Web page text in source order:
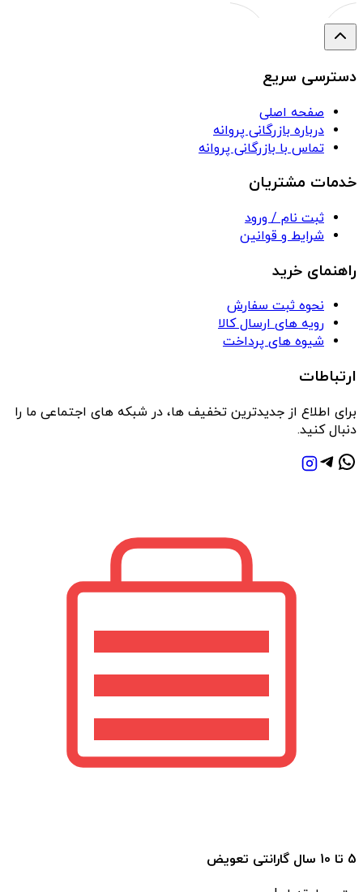
مدل‌ها و ظرفیت‌های متنوعی طراحی شده‌اند تا پاسخگوی
نیازهای مختلف باشند.
انواع کولر و تفاوت‌های آن‌ها
کولرها بر اساس نوع عملکرد و کاربرد به چند دسته اصلی
تقسیم می‌شوند:
کولر آبی:گزینه‌ای اقتصادی با مصرف برق پایین،
مناسب مناطق خشک
کولر گازی:سرمایش قدرتمند و یکنواخت، مناسب
مناطق گرم و مرطوب
کولر پرتابل:
قابل‌حمل و مناسب فضاهای کوچک
کولر ایستاده:مناسب سالن‌ها و فضاهای بزرگ
دارند و انتخاب صحیح، تأثیر مستقیمی بر کارایی و میزان
رضایت از دستگاه خواهد داشت.
نکات مهم قبل از خرید کولر
مصرف انرژی:بررسی برچسب انرژی برای کاهش
هزینه‌های برق
با رطوبت و دمای محیط
سطح صدا:اهمیت ویژه برای اتاق خواب یا محیط کار
واقعی خود انتخاب کنید و از عملکرد بهینه آن در بلندمدت
قیمت کولر به عواملی مانند نوع دستگاه، ظرفیت سرمایشی،
دسترسی سریع
صفحه اصلی
درباره بازرگانی پروانه
تماس با بازرگانی پروانه
خدمات مشتریان
ثبت نام / ورود
شرایط و قوانین
راهنمای خرید
نحوه ثبت سفارش
رویه های ارسال کالا
شیوه های پرداخت
ارتباطات
برای اطلاع از جدیدترین تخفیف ها، در شبکه های اجتماعی ما را
دنبال کنید.
5 تا 10 سال گارانتی تعویض